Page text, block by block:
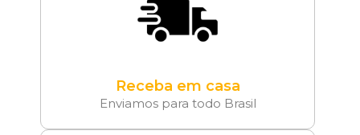
Receba em casa
Enviamos para todo Brasil